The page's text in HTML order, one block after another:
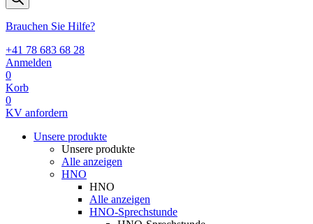
Brauchen Sie Hilfe?
+41 78 683 68 28
Anmelden
0
Korb
0
KV anfordern
Unsere produkte
Unsere produkte
Alle anzeigen
HNO
HNO
Alle anzeigen
HNO-Sprechstunde